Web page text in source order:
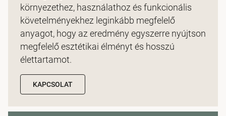
környezethez, használathoz és funkcionális
követelményekhez leginkább megfelelő
anyagot, hogy az eredmény egyszerre nyújtson
megfelelő esztétikai élményt és hosszú
élettartamot.
KAPCSOLAT